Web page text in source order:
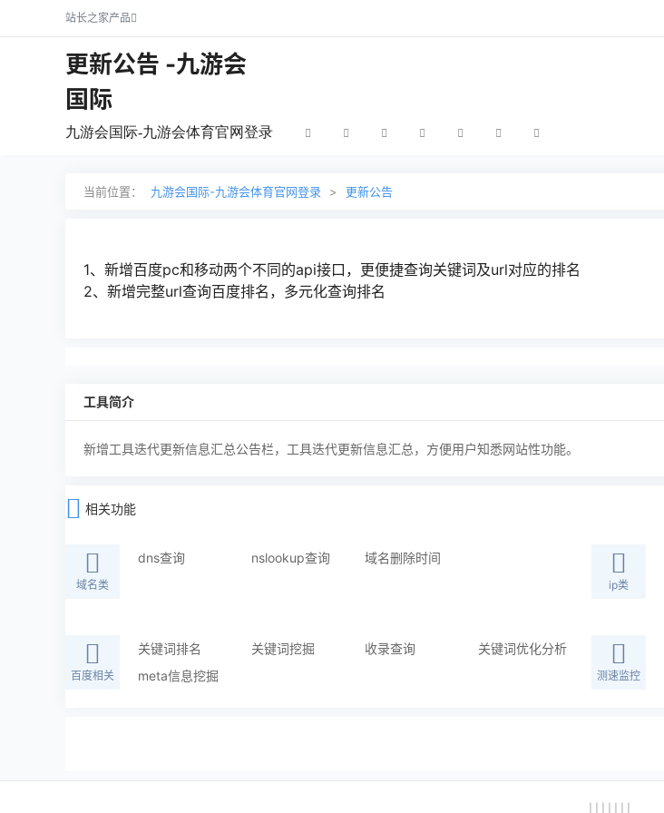
站长之家产品
更新公告 -九游会
国际
九游会国际-九游会体育官网登录
当前位置： 九游会国际-九游会体育官网登录 > 更新公告
1、新增百度pc和移动两个不同的api接口，更便捷查询关键词及url对应的排名
2、新增完整url查询百度排名，多元化查询排名
工具简介
新增工具迭代更新信息汇总公告栏，工具迭代更新信息汇总，方便用户知悉网站性功能。
相关功能
域名类
dns查询 nslookup查询 域名删除时间
ip类
百度相关
关键词排名 关键词挖掘 收录查询
关键词优化分析
meta信息挖掘
测速监控